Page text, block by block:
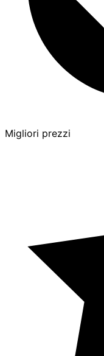
Migliori prezzi